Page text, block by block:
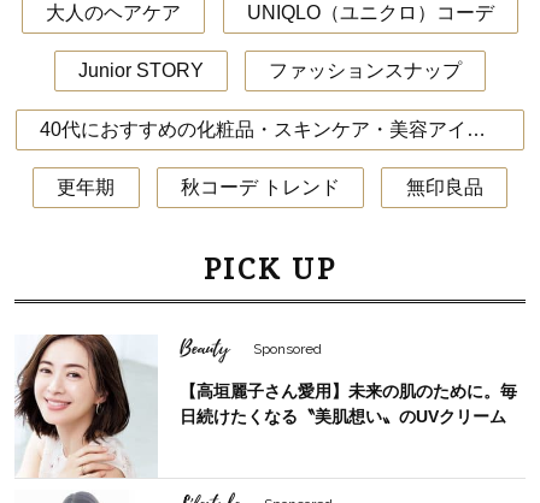
大人のヘアケア UNIQLO（ユニクロ）コーデ
Junior STORY ファッションスナップ
40代におすすめの化粧品・スキンケア・美容アイテム
更年期 秋コーデ トレンド 無印良品
PICK UP
Beauty Sponsored
【高垣麗子さん愛用】未来の肌のために。毎
日続けたくなる〝美肌想い〟のUVクリーム